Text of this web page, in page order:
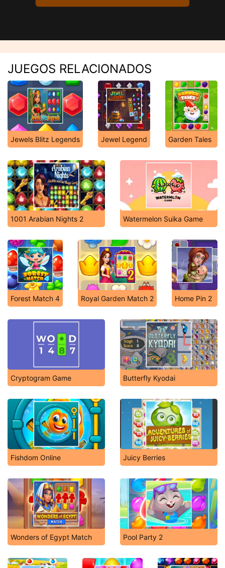
JUEGOS RELACIONADOS
Jewels Blitz Legends Jewel Legend Garden Tales
1001 Arabian Nights 2 Watermelon Suika Game
Forest Match 4 Royal Garden Match 2 Home Pin 2
Cryptogram Game Butterfly Kyodai
Fishdom Online Juicy Berries
Wonders of Egypt Match Pool Party 2